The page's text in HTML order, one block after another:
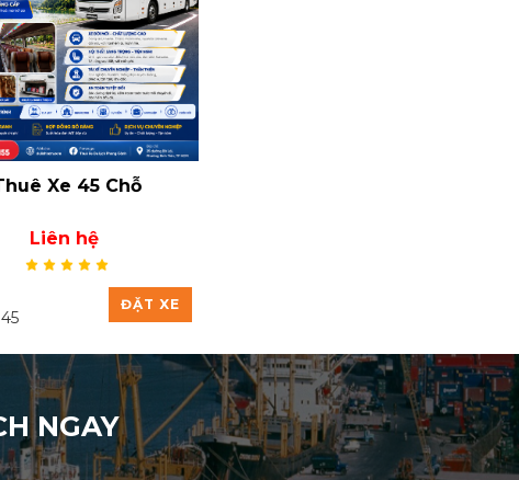
Xe 45 Chỗ
Liên hệ
ĐẶT XE
NGAY